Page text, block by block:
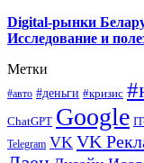
Digital-рынки
Исследование и
Метки
#авто #деньги #кризис
ChatGPT Google
Telegram VK VK